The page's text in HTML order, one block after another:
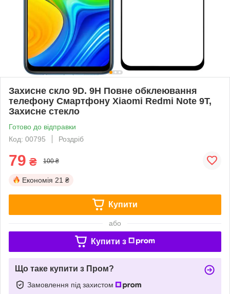
Захисне скло 9D. 9H Повне обклеювання
телефону Смартфону Xiaomi Redmi Note 9T,
Захисне стекло
Готово до відправки
Код: 00795
Роздріб
79 ₴ 100 ₴
Економія 21 ₴
Купити
або
Купити з
Що таке купити з Пром?
Замовлення під захистом